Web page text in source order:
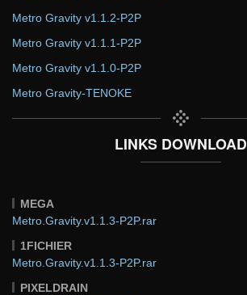
Metro Gravity v1.1.2-P2P
Metro Gravity v1.1.1-P2P
Metro Gravity v1.1.0-P2P
Metro Gravity-TENOKE
LINKS DOWNLOAD
MEGA
Metro.Gravity.v1.1.3-P2P.rar
1FICHIER
Metro.Gravity.v1.1.3-P2P.rar
PIXELDRAIN